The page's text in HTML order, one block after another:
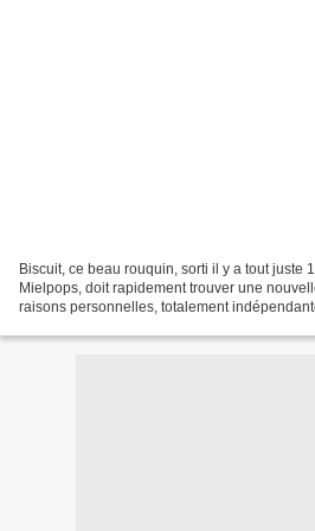
Biscuit, ce beau rouquin, sorti il y a tout juste
Mielpops, doit rapidement trouver une
raisons personnelles, totalement